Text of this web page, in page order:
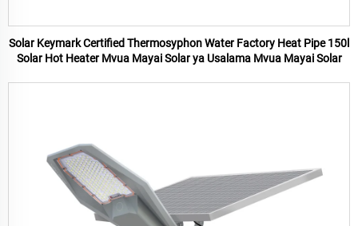
Solar Keymark Certified Thermosyphon Water Factory Heat Pipe 150l
Solar Hot Heater Mvua Mayai Solar ya Usalama Mvua Mayai Solar